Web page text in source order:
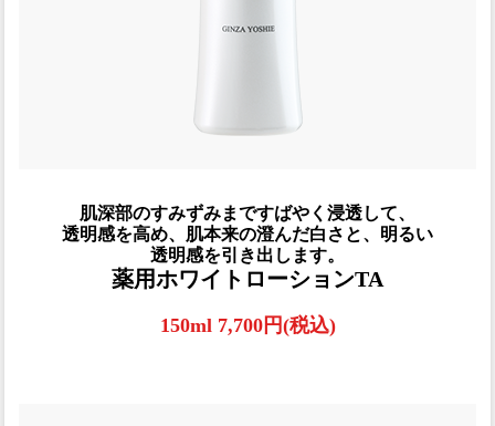
肌深部のすみずみまですばやく浸透して、
透明感を高め、肌本来の澄んだ白さと、明るい
透明感を引き出します。
薬用ホワイトローションTA
150ml 7,700円(税込)